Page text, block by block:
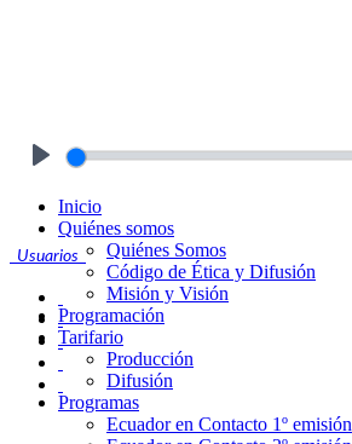
Usuarios
Inicio
Quiénes somos
Quiénes Somos
Código de Ética y Difusión
Misión y Visión
Programación
Tarifario
Producción
Difusión
Programas
Ecuador en Contacto 1º emisión